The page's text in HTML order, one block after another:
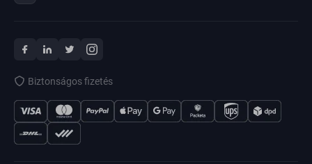
Biztonságos fizetés